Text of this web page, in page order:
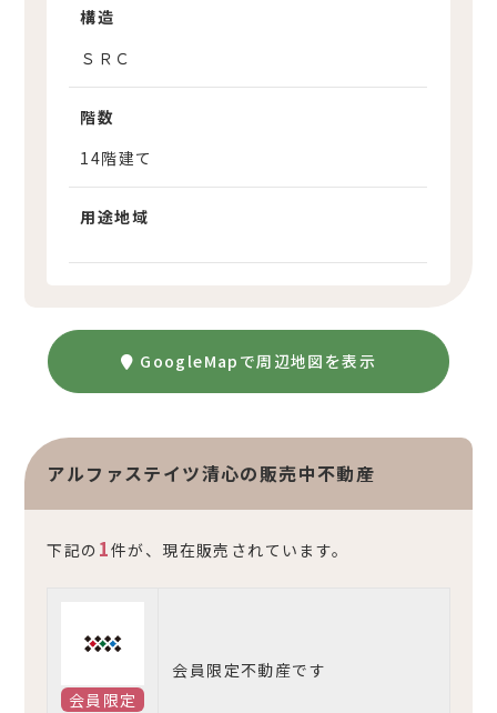
構造
ＳＲＣ
階数
14階建て
用途地域
GoogleMapで周辺地図を表示
アルファステイツ清心の販売中不動産
下記の 1件が、現在販売されています。
会員限定
会員限定不動産です